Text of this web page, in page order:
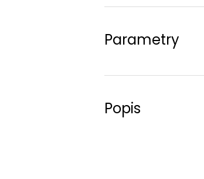
Parametry
Popis